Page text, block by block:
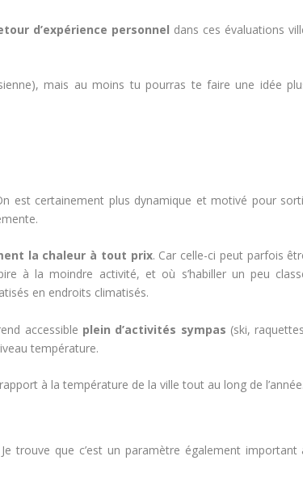
d’expérience personnel dans ces évaluations
mais au moins tu pourras te faire une idée
est certainement plus dynamique et motivé pour
la chaleur à tout prix. Car celle-ci peut parfois
à la moindre activité, et où s’habiller un peu
en endroits climatisés.
accessible plein d’activités sympas (ski,
température.
à la température de la ville tout au long de l’année.
trouve que c’est un paramètre également important